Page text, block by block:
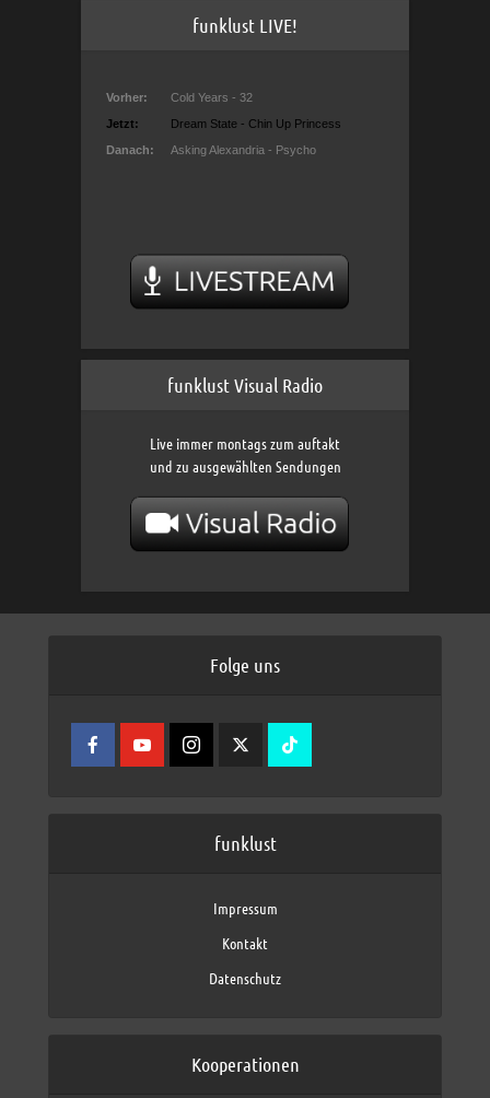
funklust LIVE!
funklust Visual Radio
Live immer montags zum auftakt
und zu ausgewählten Sendungen
Folge uns
funklust
Impressum
Kontakt
Datenschutz
Kooperationen